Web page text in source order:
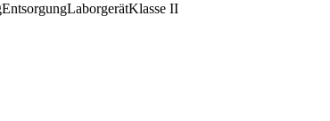
EntsorgungLaborgerätKlasse II